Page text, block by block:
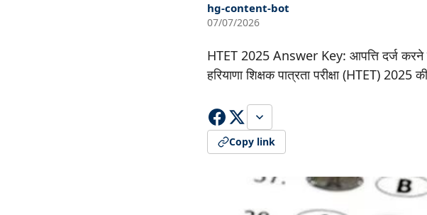
hg-content-bot
07/07/2026
HTET 2025 Answer Key: आपत्ति दर्ज करने की
हरियाणा शिक्षक पात्रता परीक्षा (HTET) 2025
Copy link